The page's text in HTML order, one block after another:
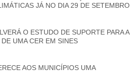
JÁ NO DIA 29 DE SETEMBRO
O ESTUDO DE SUPORTE PARA A
UMA CER EM SINES
AOS MUNICÍPIOS UMA